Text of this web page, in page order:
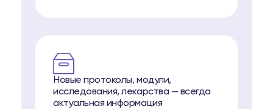
Новые протоколы, модули,
исследования, лекарства — всегда
актуальная информация